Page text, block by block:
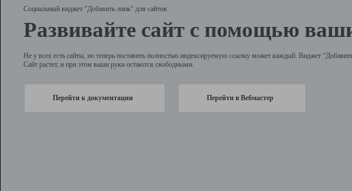
Социальный виджет "Добавить линк" для сайтов
Развивайте сайт с помощью
Не у всех есть сайты, но теперь поставить полностью индексируемую ссылку может каждый. Виджет
Сайт растет, и при этом ваши руки остаются свободными.
Перейти к документации Перейти в Вебмастер